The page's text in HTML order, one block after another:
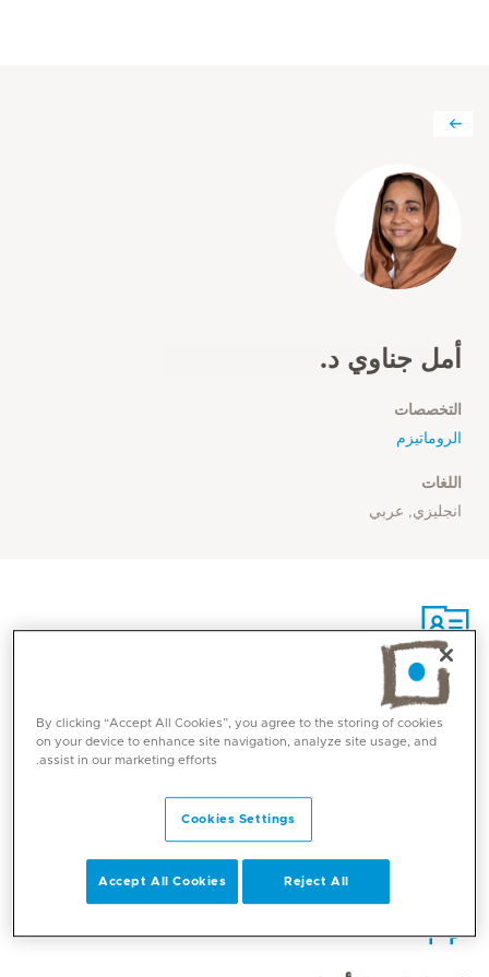
أمل جناوي د.
التخصصات
الروماتيزم
اللغات
انجليزي, عربي
الاتصال
By clicking “Accept All Cookies”, you agree to the storing of cookies
on your device to enhance site navigation, analyze site usage, and
assist in our marketing efforts.
Cookies Settings
Reject All
Accept All Cookies